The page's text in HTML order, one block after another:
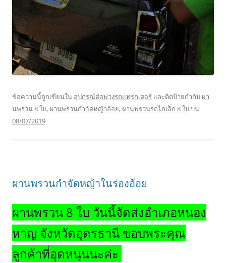
ข้อความนี้ถูกเขียนใน อุปกรณ์ต่อพ่วงรถแทรกเตอร์ และติดป้ายกำกับ ผา
นพรวน 8 ใบ, ผานพรวนกำจัดหญ้าอ้อย, ผานพรวนรถไถเล็ก 8 ใบบน
08/07/2019
ผานพรวนกำจัดหญ้าในร่องอ้อย
ผานพรวน 8 ใบ วันนี้จัดส่งอำเภอหนอง
หาญ จังหวัดอุดรธานี ขอบพระคุณ
ลูกค้าที่อุดหนุนนะค่ะ